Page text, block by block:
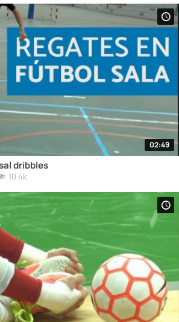
02:49
dribbles
10.4k